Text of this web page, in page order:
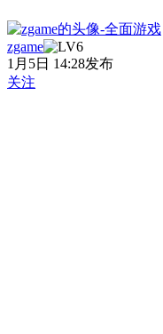
zgame
1月5日 14:28发布
关注